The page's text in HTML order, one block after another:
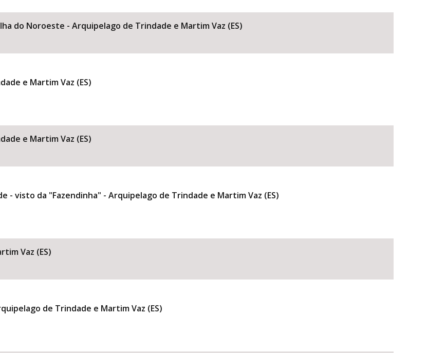
do Noroeste - Arquipelago de Trindade e Martim Vaz (ES)
e Martim Vaz (ES)
e Martim Vaz (ES)
- visto da "Fazendinha" - Arquipelago de Trindade e Martim Vaz (ES)
Vaz (ES)
de Trindade e Martim Vaz (ES)